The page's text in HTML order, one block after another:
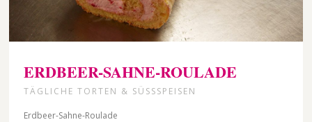
ERDBEER-SAHNE-ROULADE
TÄGLICHE TORTEN & SÜSSSPEISEN
Erdbeer-Sahne-Roulade